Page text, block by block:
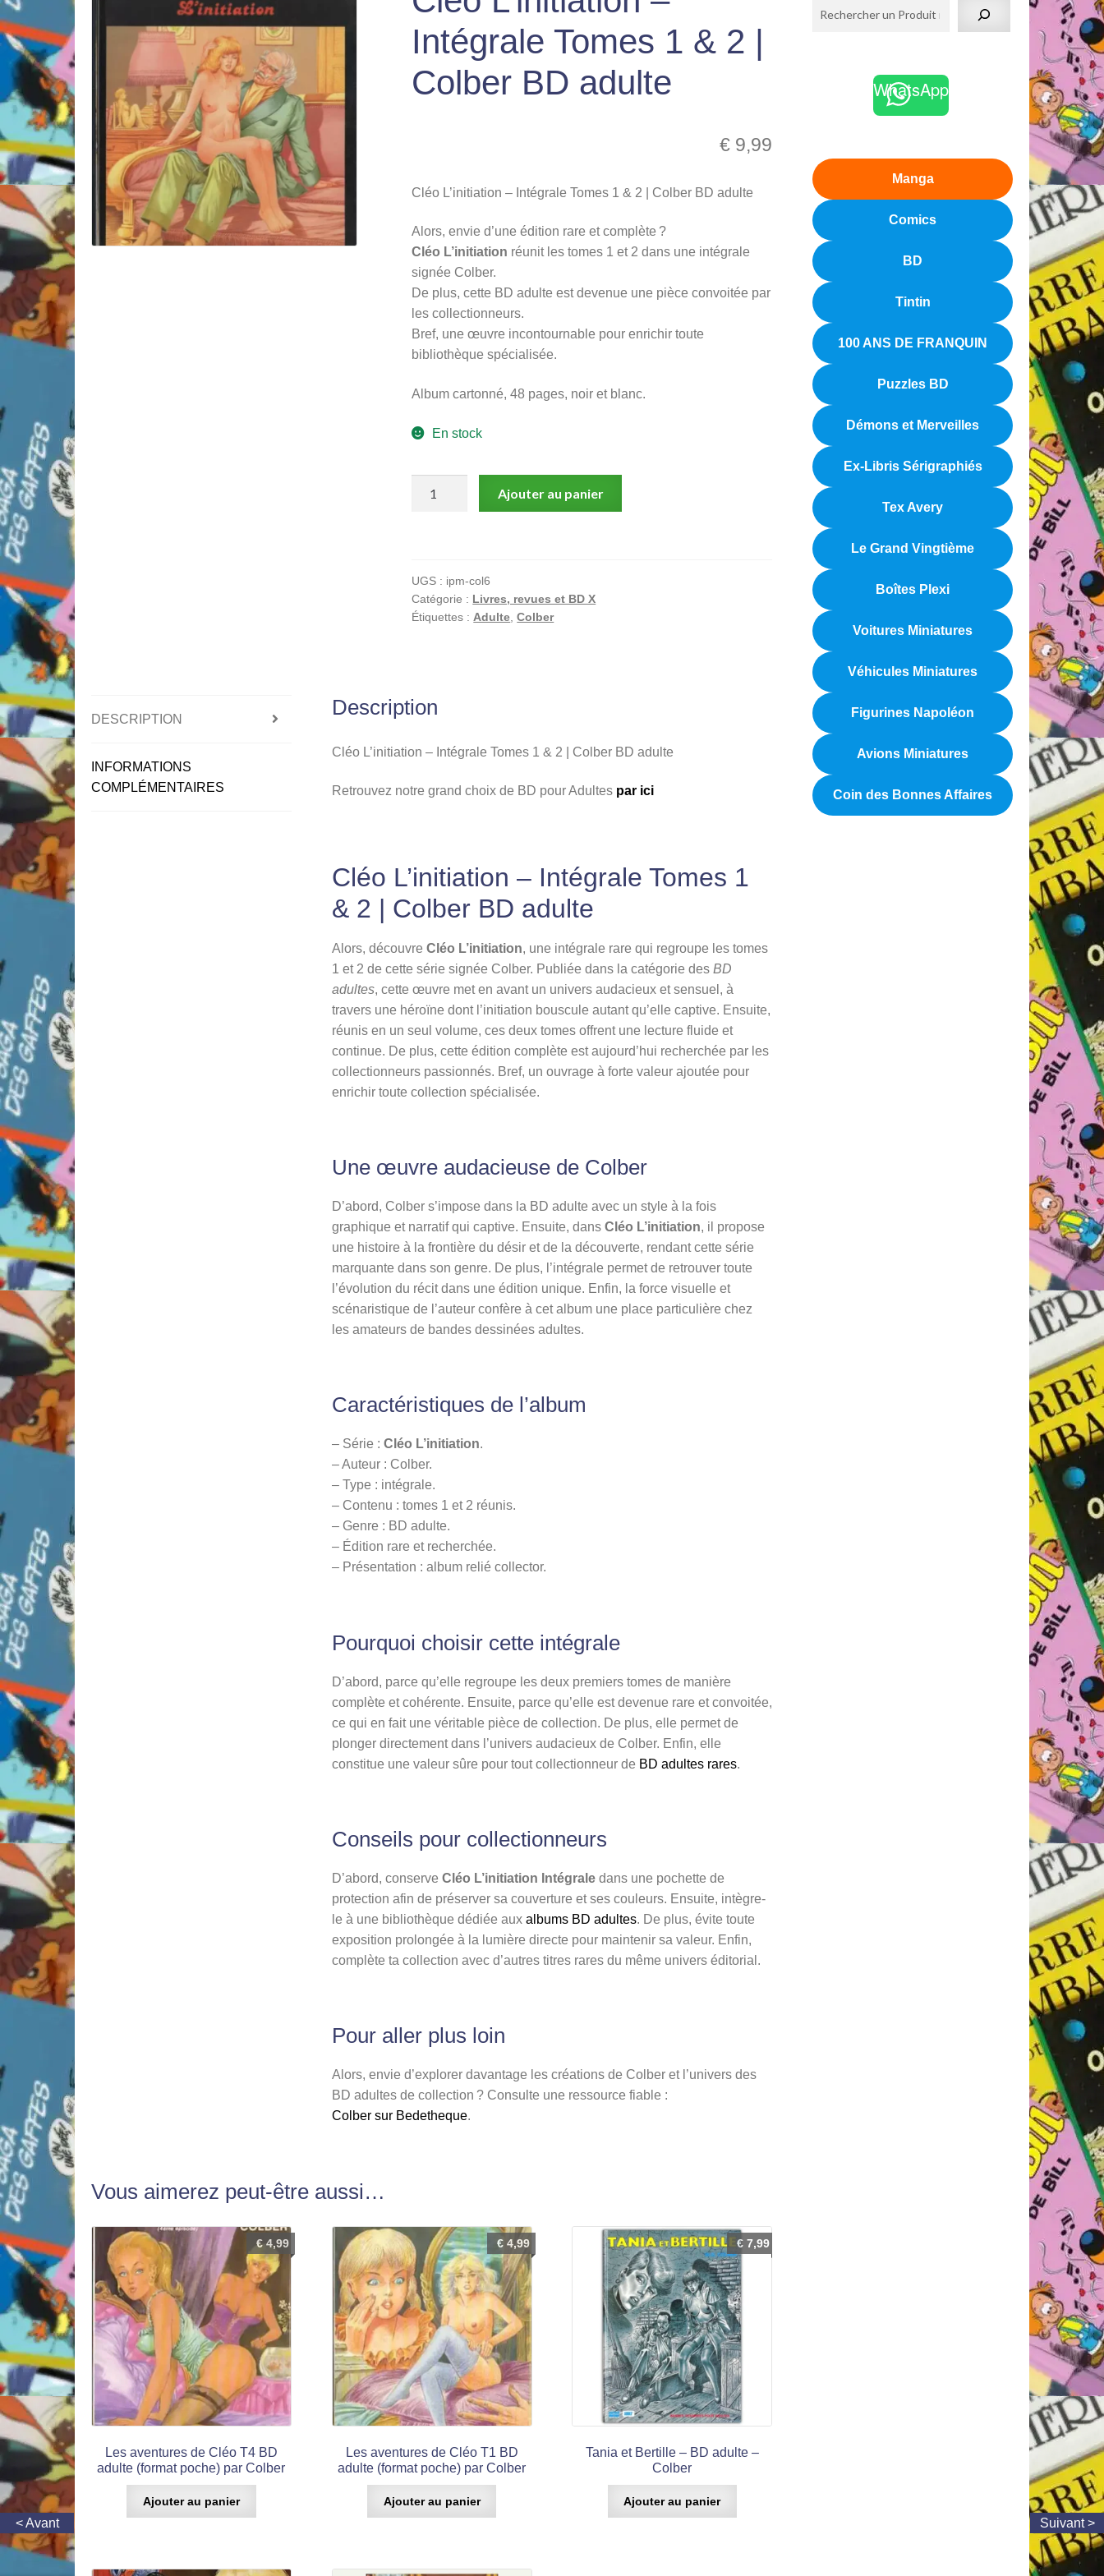
Intégrale Tomes 1 & 2 |
Colber BD adulte
€ 9,99
Cléo L’initiation – Intégrale Tomes 1 & 2 | Colber BD adulte
Alors, envie d’une édition rare et complète ?
Cléo L’initiation réunit les tomes 1 et 2 dans une intégrale
signée Colber.
De plus, cette BD adulte est devenue une pièce convoitée par
les collectionneurs.
Bref, une œuvre incontournable pour enrichir toute
bibliothèque spécialisée.
Album cartonné, 48 pages, noir et blanc.
En stock
Intégrale
Tomes
Colber
adulte
Ajouter au panier
UGS : ipm-col6
Catégorie : Livres, revues et BD X
Étiquettes : Adulte ,Colber
DESCRIPTION
INFORMATIONS
COMPLÉMENTAIRES
Description
Cléo L’initiation – Intégrale Tomes 1 & 2 | Colber BD adulte
Retrouvez notre grand choix de BD pour Adultes par ici
Cléo L’initiation – Intégrale Tomes 1
& 2 | Colber BD adulte
Alors, découvre Cléo L’initiation, une intégrale rare qui regroupe les tomes
1 et 2 de cette série signée Colber. Publiée dans la catégorie des BD
adultes, cette œuvre met en avant un univers audacieux et sensuel, à
travers une héroïne dont l’initiation bouscule autant qu’elle captive. Ensuite,
réunis en un seul volume, ces deux tomes offrent une lecture fluide et
continue. De plus, cette édition complète est aujourd’hui recherchée par les
collectionneurs passionnés. Bref, un ouvrage à forte valeur ajoutée pour
enrichir toute collection spécialisée.
Une œuvre audacieuse de Colber
D’abord, Colber s’impose dans la BD adulte avec un style à la fois
graphique et narratif qui captive. Ensuite, dans Cléo L’initiation, il propose
une histoire à la frontière du désir et de la découverte, rendant cette série
marquante dans son genre. De plus, l’intégrale permet de retrouver toute
l’évolution du récit dans une édition unique. Enfin, la force visuelle et
scénaristique de l’auteur confère à cet album une place particulière chez
les amateurs de bandes dessinées adultes.
Caractéristiques de l’album
– Série : Cléo L’initiation.
– Auteur : Colber.
– Type : intégrale.
– Contenu : tomes 1 et 2 réunis.
– Genre : BD adulte.
– Édition rare et recherchée.
– Présentation : album relié collector.
Pourquoi choisir cette intégrale
D’abord, parce qu’elle regroupe les deux premiers tomes de manière
complète et cohérente. Ensuite, parce qu’elle est devenue rare et convoitée,
ce qui en fait une véritable pièce de collection. De plus, elle permet de
plonger directement dans l’univers audacieux de Colber. Enfin, elle
constitue une valeur sûre pour tout collectionneur de BD adultes rares.
Conseils pour collectionneurs
D’abord, conserve Cléo L’initiation Intégraledans une pochette de
protection afin de préserver sa couverture et ses couleurs. Ensuite, intègre-
le à une bibliothèque dédiée aux albums BD adultes. De plus, évite toute
exposition prolongée à la lumière directe pour maintenir sa valeur. Enfin,
complète ta collection avec d’autres titres rares du même univers éditorial.
Pour aller plus loin
Alors, envie d’explorer davantage les créations de Colber et l’univers des
BD adultes de collection ? Consulte une ressource fiable :
Colber sur Bedetheque.
Vous aimerez peut-être aussi…
Les aventures de Cléo T4 BD
adulte (format poche) par Colber
€4,99
Ajouter au panier
Les aventures de Cléo T1 BD
adulte (format poche) par Colber
€4,99
Ajouter au panier
Tania et Bertille – BD adulte –
Colber
€ 7,99
Ajouter au panier
WhatsApp
Manga
Comics
BD
Tintin
100 ANS DE FRANQUIN
Puzzles BD
Démons et Merveilles
Ex-Libris Sérigraphiés
Tex Avery
Le Grand Vingtième
Boîtes Plexi
Voitures Miniatures
Véhicules Miniatures
Figurines Napoléon
Avions Miniatures
Coin des Bonnes Affaires